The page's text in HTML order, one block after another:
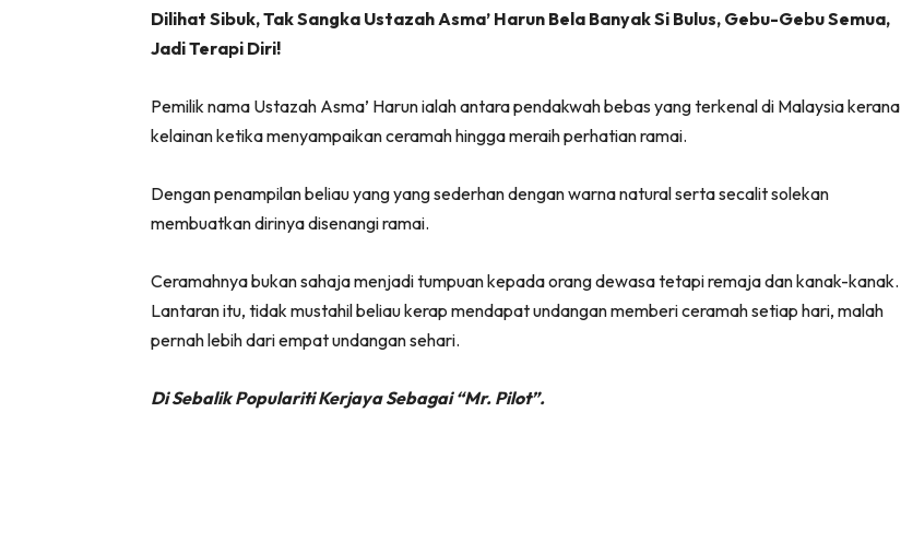
(Twitter)
Dilihat Sibuk, Tak Sangka Ustazah Asma’ Harun Bela Banyak Si Bulus, Gebu-Gebu Semua,
Jadi Terapi Diri!
Pemilik nama Ustazah Asma’ Harun ialah antara pendakwah bebas yang terkenal di Malaysia kerana
kelainan ketika menyampaikan ceramah hingga meraih perhatian ramai.
Dengan penampilan beliau yang yang sederhan dengan warna natural serta secalit solekan
membuatkan dirinya disenangi ramai.
Ceramahnya bukan sahaja menjadi tumpuan kepada orang dewasa tetapi remaja dan kanak-kanak.
Lantaran itu, tidak mustahil beliau kerap mendapat undangan memberi ceramah setiap hari, malah
pernah lebih dari empat undangan sehari.
Di Sebalik Populariti Kerjaya Sebagai “Mr. Pilot”.